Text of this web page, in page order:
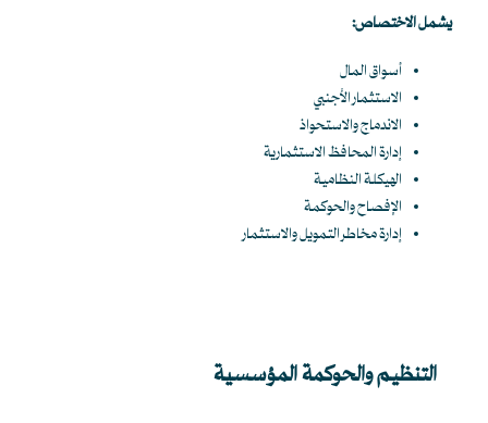
يشمل الاختصاص:
أسواق المال
الاستثمار الأجنبي
الاندماج والاستحواذ
إدارة المحافظ الاستثمارية
الهيكلة النظامية
الإفصاح والحوكمة
إدارة مخاطر التمويل والاستثمار
التنظيم والحوكمة المؤسسية